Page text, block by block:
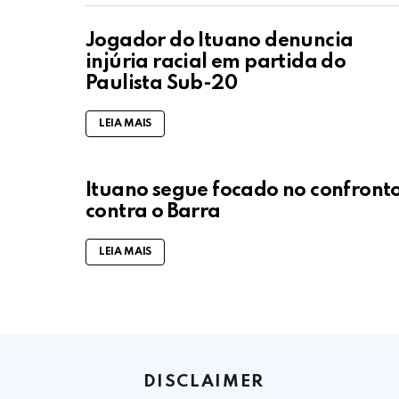
Jogador do Ituano denuncia
injúria racial em partida do
Paulista Sub-20
LEIA MAIS
Ituano segue focado no
contra o Barra
LEIA MAIS
DISCLAIMER